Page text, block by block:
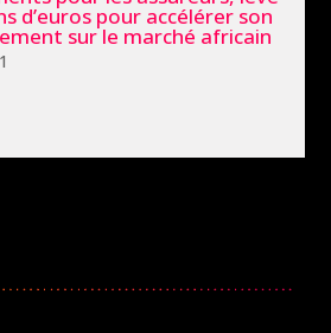
d’euros pour accélérer son
sur le marché africain